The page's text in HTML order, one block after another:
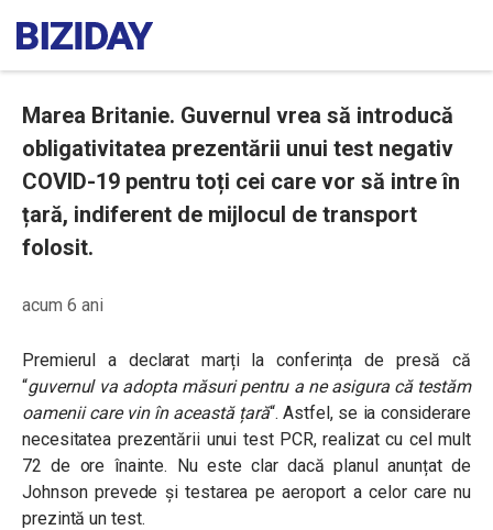
Marea Britanie. Guvernul vrea să introducă
obligativitatea prezentării unui test negativ
COVID-19 pentru toți cei care vor să intre în
țară, indiferent de mijlocul de transport
folosit.
acum 6 ani
Premierul a declarat marți la conferința de presă că
“guvernul va adopta măsuri pentru a ne asigura că testăm
oamenii care vin în această țară“. Astfel, se ia considerare
necesitatea prezentării unui test PCR, realizat cu cel mult
72 de ore înainte. Nu este clar dacă planul anunțat de
Johnson prevede și testarea pe aeroport a celor care nu
prezintă un test.